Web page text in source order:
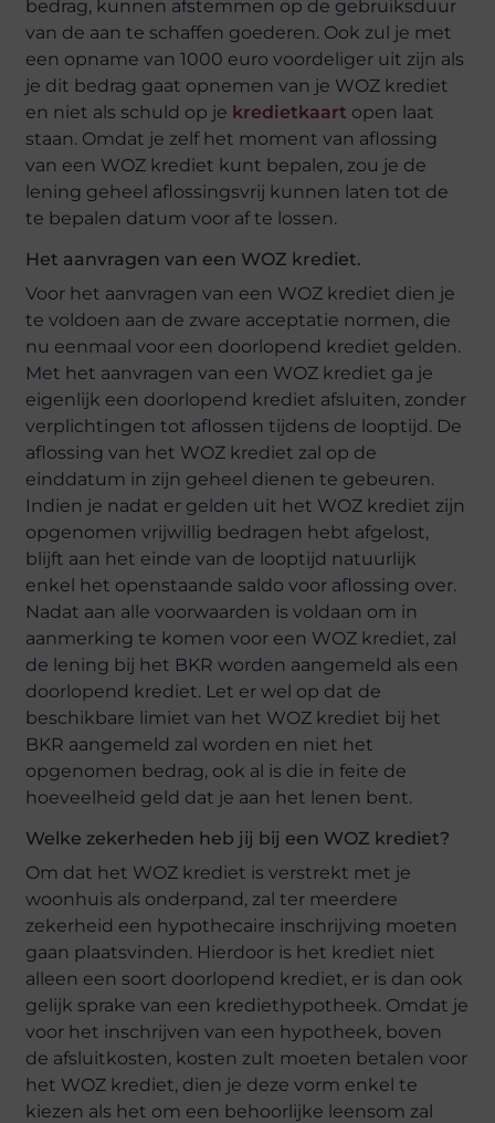
bedrag, kunnen afstemmen op de gebruiksduur
van de aan te schaffen goederen. Ook zul je met
een opname van 1000 euro voordeliger uit zijn als
je dit bedrag gaat opnemen van je WOZ krediet
en niet als schuld op je kredietkaart open laat
staan. Omdat je zelf het moment van aflossing
van een WOZ krediet kunt bepalen, zou je de
lening geheel aflossingsvrij kunnen laten tot de
te bepalen datum voor af te lossen.
Het aanvragen van een WOZ krediet.
Voor het aanvragen van een WOZ krediet dien je
te voldoen aan de zware acceptatie normen, die
nu eenmaal voor een doorlopend krediet gelden.
Met het aanvragen van een WOZ krediet ga je
eigenlijk een doorlopend krediet afsluiten, zonder
verplichtingen tot aflossen tijdens de looptijd. De
aflossing van het WOZ krediet zal op de
einddatum in zijn geheel dienen te gebeuren.
Indien je nadat er gelden uit het WOZ krediet zijn
opgenomen vrijwillig bedragen hebt afgelost,
blijft aan het einde van de looptijd natuurlijk
enkel het openstaande saldo voor aflossing over.
Nadat aan alle voorwaarden is voldaan om in
aanmerking te komen voor een WOZ krediet, zal
de lening bij het BKR worden aangemeld als een
doorlopend krediet. Let er wel op dat de
beschikbare limiet van het WOZ krediet bij het
BKR aangemeld zal worden en niet het
opgenomen bedrag, ook al is die in feite de
hoeveelheid geld dat je aan het lenen bent.
Welke zekerheden heb jij bij een WOZ krediet?
Om dat het WOZ krediet is verstrekt met je
woonhuis als onderpand, zal ter meerdere
zekerheid een hypothecaire inschrijving moeten
gaan plaatsvinden. Hierdoor is het krediet niet
alleen een soort doorlopend krediet, er is dan ook
gelijk sprake van een krediethypotheek. Omdat je
voor het inschrijven van een hypotheek, boven
de afsluitkosten, kosten zult moeten betalen voor
het WOZ krediet, dien je deze vorm enkel te
kiezen als het om een behoorlijke leensom zal